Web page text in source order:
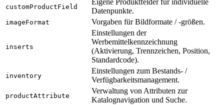
customProductField
Eigene Produktfelder für individuelle
Datenpunkte.
imageFormat Vorgaben für Bildformate / -größen.
inserts
Einstellungen der
Werbemittelkennzeichnung
(Aktivierung, Trennzeichen, Position,
Standardcode).
inventory
Einstellungen zum Bestands- /
Verfügbarkeitsmanagement.
productAttribute
Verwaltung von Attributen zur
Katalognavigation und Suche.